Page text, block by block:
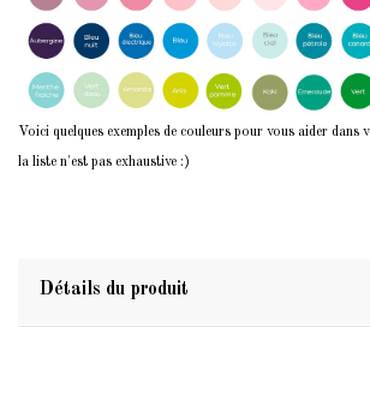
Voici quelques exemples de couleurs pour vous aider dans
la liste n'est pas exhaustive :)
Détails du produit